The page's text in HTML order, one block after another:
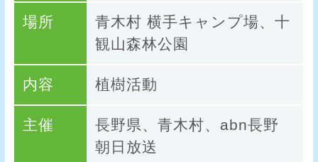
場所
青木村 横手キャンプ場、十
観山森林公園
内容 植樹活動
主催
長野県、青木村、abn長野
朝日放送